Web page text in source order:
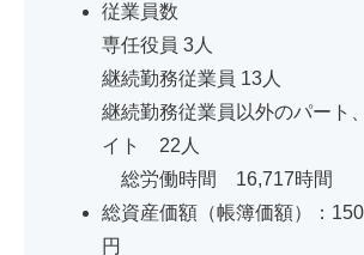
従業員数
専任役員 3人
継続勤務従業員 13人
継続勤務従業員以外のパート
イト 22人
総労働時間 16,717時間
総資産価額（帳簿価額）：
円